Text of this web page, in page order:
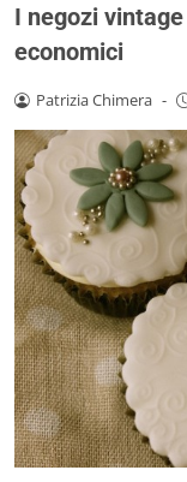
I negozi
economici
Patrizia Chimera -